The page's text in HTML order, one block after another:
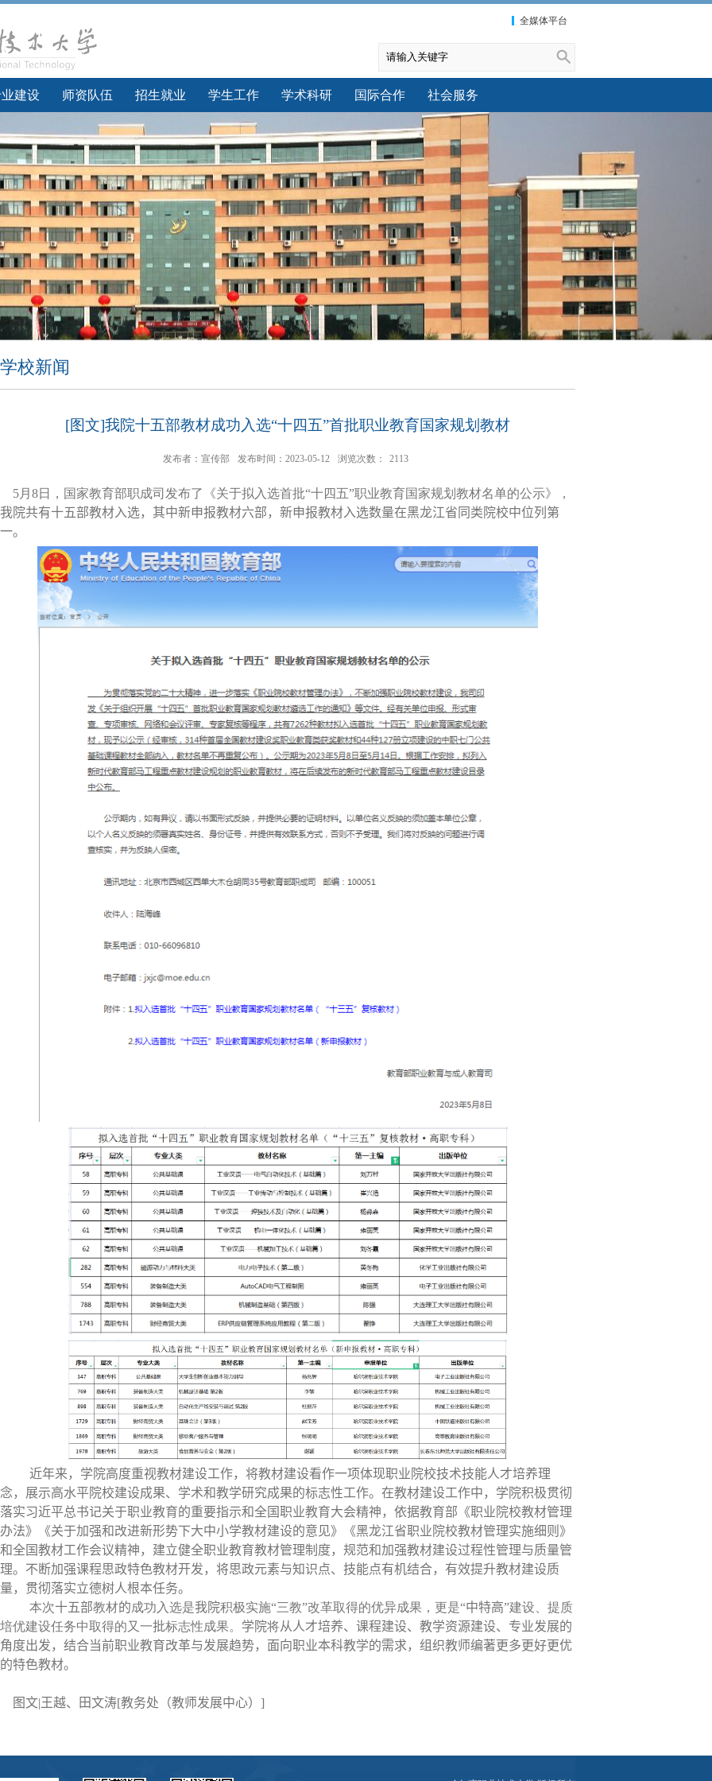
全媒体平台
建设 师资队伍 招生就业 学生工作 学术科研 国际合作 社会服务
学校新闻
[图文]我院十五部教材成功入选“十四五”首批职业教育国家规划教材
发布者：宣传部 发布时间：2023-05-12 浏览次数： 2113
5月 8日，国家教育部职成司发布了《关于拟入选首批“十四五”职业教育国家规划教材名单的公示》，
我院共有十五部教材入选，其中新申报教材六部，新申报教材入选数量在黑龙江省同类院校中位列第
一。
近年来， 学院高度重视教材建设工作，将教材建设看作一项体现职业院校技术技能人才培养理
念，展示高水平院校建设成果、学术和教学研究成果的标志性工作。在教材建设工作中， 学院积极贯彻
落实习近平总书记关于职业教育的重要指示和全国职业教育大会精神，依据教育部《职业院校教材管理
办法》《关于加强和改进新形势下大中小学教材建设的意见》《黑龙江省职业院校教材管理实施细则》
和全国教材工作会议精神，建立健全职业教育教材管理制度，规范和加强教材建设过程性管理与质量管
理。不断加强课程思政特色教材开发，将思政元素与知识点、技能点有机结合，有效提升教材建设质
量，贯彻落实立德树人根本任务。
本次十五部教材的成功入选是我院积极实施“三教”改革取得的优异成果，更是“中特高”建设、提质
培优建设任务中取得的又一批标志性成果。 学院将从人才培养、课程建设、教学资源建设、专业发展的
角度出发，结合当前职业教育改革与发展趋势，面向职业本科教学的需求，组织教师编著更多更好更优
的特色教材。
图文|王越、 田文涛[教务处（教师发展中心） ]